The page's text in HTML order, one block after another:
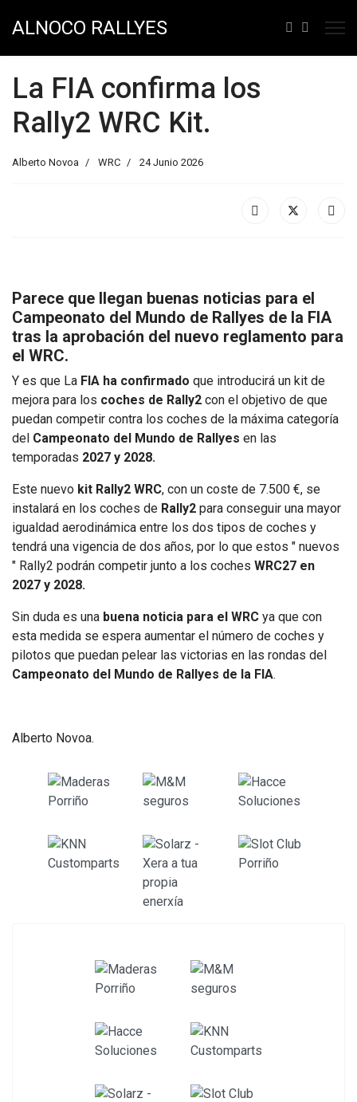
ALNOCO RALLYES
La FIA confirma los
Rally2 WRC Kit.
Alberto Novoa WRC 24 Junio 2026
Parece que llegan buenas noticias para el
Campeonato del Mundo de Rallyes de la FIA
tras la aprobación del nuevo reglamento para
el WRC.
Y es que La FIA ha confirmado que introducirá un kit de
mejora para los coches de Rally2 con el objetivo de que
puedan competir contra los coches de la máxima categoría
del Campeonato del Mundo de Rallyes en las
temporadas 2027 y 2028.
Este nuevo kit Rally2 WRC, con un coste de 7.500 €, se
instalará en los coches de Rally2 para conseguir una mayor
igualdad aerodinámica entre los dos tipos de coches y
tendrá una vigencia de dos años, por lo que estos " nuevos
" Rally2 podrán competir junto a los coches WRC27 en
2027 y 2028.
Sin duda es una buena noticia para el WRC ya que con
esta medida se espera aumentar el número de coches y
pilotos que puedan pelear las victorias en las rondas del
Campeonato del Mundo de Rallyes de la FIA.
Alberto Novoa.